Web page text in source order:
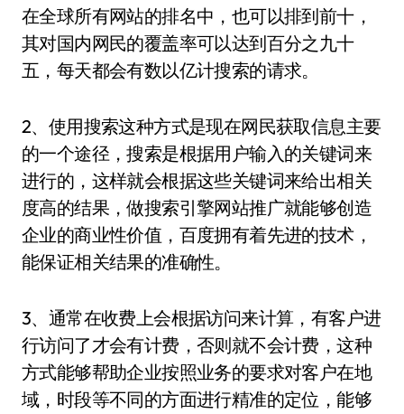
在全球所有网站的排名中，也可以排到前十，
其对国内网民的覆盖率可以达到百分之九十
五，每天都会有数以亿计搜索的请求。
2、使用搜索这种方式是现在网民获取信息主要
的一个途径，搜索是根据用户输入的关键词来
进行的，这样就会根据这些关键词来给出相关
度高的结果，做搜索引擎网站推广就能够创造
企业的商业性价值，百度拥有着先进的技术，
能保证相关结果的准确性。
3、通常在收费上会根据访问来计算，有客户进
行访问了才会有计费，否则就不会计费，这种
方式能够帮助企业按照业务的要求对客户在地
域，时段等不同的方面进行精准的定位，能够